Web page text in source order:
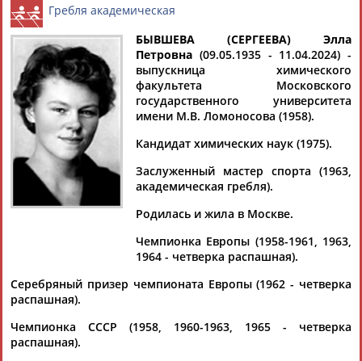
Найдено: 13181персон Расширенный поиск
Аслаудин
АБАЕВ
Елена
АБАИМОВА
АБАКУМОВА
АБАЛАКИНА
АБАСОВА
АБАЧАРАЕВ
АБАШИДЗЕ
Флюра
АББАТЕ-
Татьяна
Акжана
Артур
Гребля академическая
БЫВШЕВА (СЕРГЕЕВА) Элла
Петровна (09.05.1935 - 11.04.2024) -
выпускница химического
факультета Московского
государственного университета
имени М.В. Ломоносова (1958).
Кандидат химических наук (1975).
Заслуженный мастер спорта (1963,
академическая гребля).
Родилась и жила в Москве.
Чемпионка Европы (1958-1961, 1963,
1964 - четверка распашная).
Серебряный призер чемпионата Европы (1962 - четверка
распашная).
Чемпионка СССР (1958, 1960-1963, 1965 - четверка
распашная).